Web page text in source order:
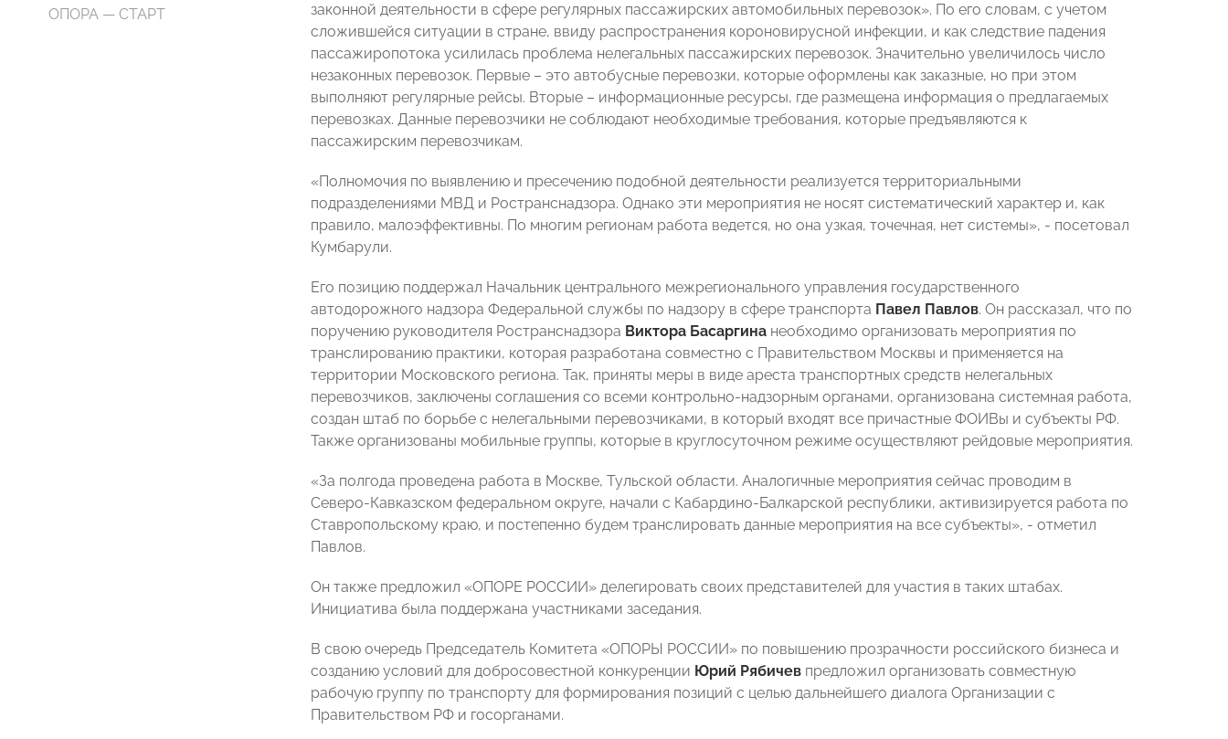
ОПОРА — СТАРТ
законной деятельности в сфере регулярных пассажирских автомобильных перевозок». По его словам, с учетом
сложившейся ситуации в стране, ввиду распространения короновирусной инфекции, и как следствие падения
пассажиропотока усилилась проблема нелегальных пассажирских перевозок. Значительно увеличилось число
незаконных перевозок. Первые – это автобусные перевозки, которые оформлены как заказные, но при этом
выполняют регулярные рейсы. Вторые – информационные ресурсы, где размещена информация о предлагаемых
перевозках. Данные перевозчики не соблюдают необходимые требования, которые предъявляются к
пассажирским перевозчикам.
«Полномочия по выявлению и пресечению подобной деятельности реализуется территориальными
подразделениями МВД и Ространснадзора. Однако эти мероприятия не носят систематический характер и, как
правило, малоэффективны. По многим регионам работа ведется, но она узкая, точечная, нет системы», - посетовал
Кумбарули.
Его позицию поддержал Начальник центрального межрегионального управления государственного
автодорожного надзора Федеральной службы по надзору в сфере транспорта Павел Павлов. Он рассказал, что по
поручению руководителя Ространснадзора Виктора Басаргина необходимо организовать мероприятия по
транслированию практики, которая разработана совместно с Правительством Москвы и применяется на
территории Московского региона. Так, приняты меры в виде ареста транспортных средств нелегальных
перевозчиков, заключены соглашения со всеми контрольно-надзорным органами, организована системная работа,
создан штаб по борьбе с нелегальными перевозчиками, в который входят все причастные ФОИВы и субъекты РФ.
Также организованы мобильные группы, которые в круглосуточном режиме осуществляют рейдовые мероприятия.
«За полгода проведена работа в Москве, Тульской области. Аналогичные мероприятия сейчас проводим в
Северо-Кавказском федеральном округе, начали с Кабардино-Балкарской республики, активизируется работа по
Ставропольскому краю, и постепенно будем транслировать данные мероприятия на все субъекты», - отметил
Павлов.
Он также предложил «ОПОРЕ РОССИИ» делегировать своих представителей для участия в таких штабах.
Инициатива была поддержана участниками заседания.
В свою очередь Председатель Комитета «ОПОРЫ РОССИИ» по повышению прозрачности российского бизнеса и
созданию условий для добросовестной конкуренции Юрий Рябичев предложил организовать совместную
рабочую группу по транспорту для формирования позиций с целью дальнейшего диалога Организации с
Правительством РФ и госорганами.